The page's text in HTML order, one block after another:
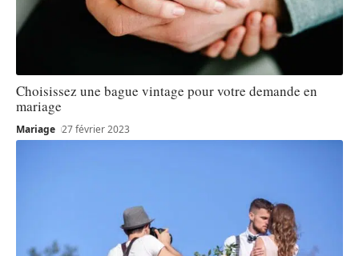
Choisissez une bague vintage pour votre demande en
mariage
Mariage 27 février 2023